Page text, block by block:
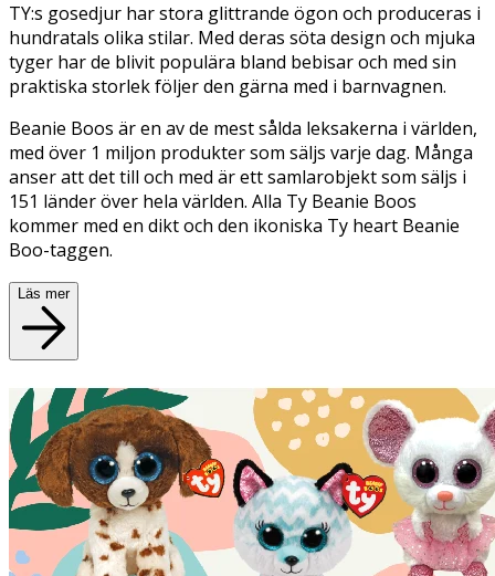
TY:s gosedjur har stora glittrande ögon och produceras i
hundratals olika stilar. Med deras söta design och mjuka
tyger har de blivit populära bland bebisar och med sin
praktiska storlek följer den gärna med i barnvagnen.
Beanie Boos är en av de mest sålda leksakerna i världen,
med över 1 miljon produkter som säljs varje dag. Många
anser att det till och med är ett samlarobjekt som säljs i
151 länder över hela världen. Alla Ty Beanie Boos
kommer med en dikt och den ikoniska Ty heart Beanie
Boo-taggen.
Läs mer